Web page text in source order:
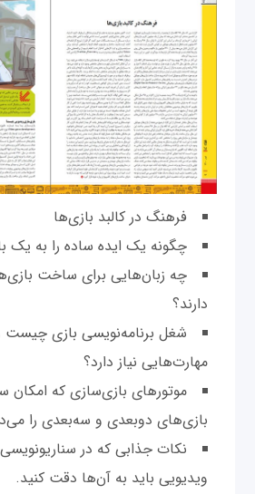
فرهنگ در کالبد بازی‌ها
چگونه یک ایده ساده را به یک
چه زبان‌هایی برای ساخت
دارند؟
شغل برنامه‌نویسی بازی
مهارت‌هایی نیاز دارد؟
موتورهای بازی‌سازی که
بازی‌های دو‌بعدی و سه‌بعدی را
ویدیویی باید به آن‌ها دقت کنید.